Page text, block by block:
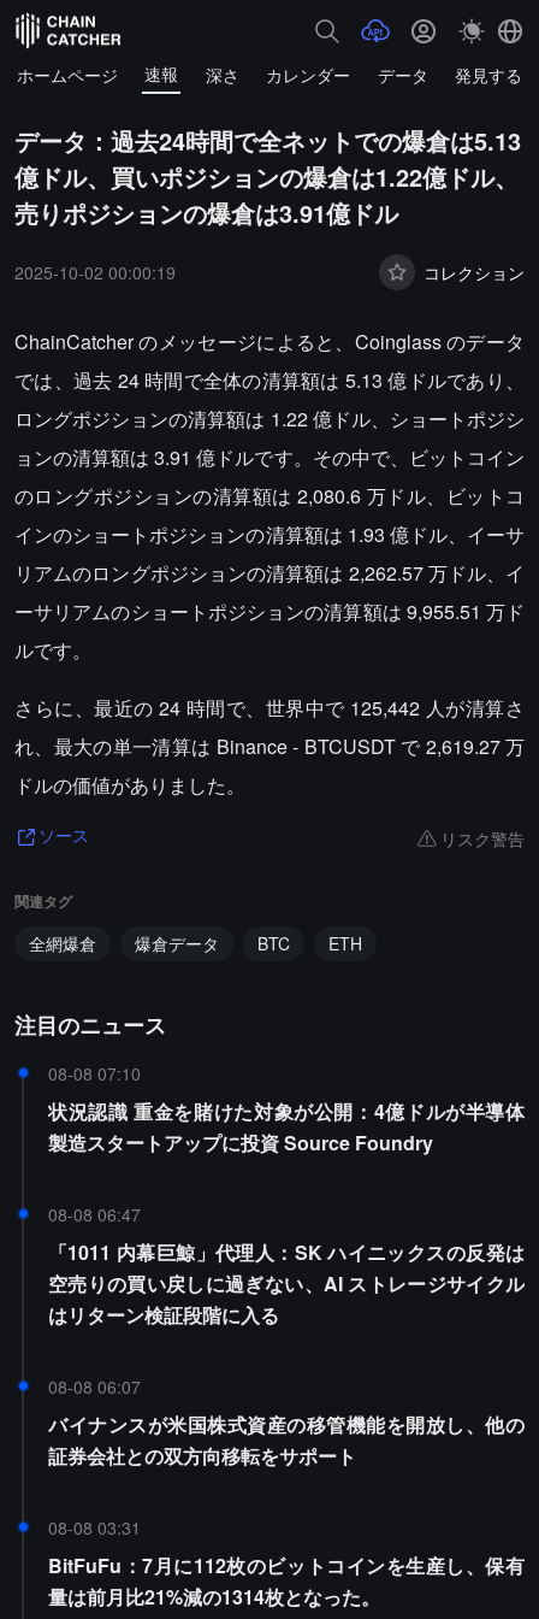
ホームページ 速報 深さ カレンダー データ 発見する
データ：過去24時間で全ネットでの爆倉は5.13
億ドル、買いポジションの爆倉は1.22億ドル、
売りポジションの爆倉は3.91億ドル
2025-10-02 00:00:19 コレクション
ChainCatcher のメッセージによると、Coinglass のデータ
では、過去 24 時間で全体の清算額は 5.13 億ドルであり、
ロングポジションの清算額は 1.22 億ドル、ショートポジシ
ョンの清算額は 3.91 億ドルです。その中で、ビットコイン
のロングポジションの清算額は 2,080.6 万ドル、ビットコ
インのショートポジションの清算額は 1.93 億ドル、イーサ
リアムのロングポジションの清算額は 2,262.57 万ドル、イ
ーサリアムのショートポジションの清算額は 9,955.51 万ド
ルです。
さらに、最近の 24 時間で、世界中で 125,442 人が清算さ
れ、最大の単一清算は Binance - BTCUSDT で 2,619.27 万
ドルの価値がありました。
ソース リスク警告
関連タグ
全網爆倉 爆倉データ BTC ETH
注目のニュース
08-08 07:10
状況認識 重金を賭けた対象が公開：4億ドルが半導体
製造スタートアップに投資 Source Foundry
08-08 06:47
「1011 内幕巨鯨」代理人：SK ハイニックスの反発は
空売りの買い戻しに過ぎない、AI ストレージサイクル
はリターン検証段階に入る
08-08 06:07
バイナンスが米国株式資産の移管機能を開放し、他の
証券会社との双方向移転をサポート
08-08 03:31
BitFuFu：7月に112枚のビットコインを生産し、保有
量は前月比21%減の1314枚となった。